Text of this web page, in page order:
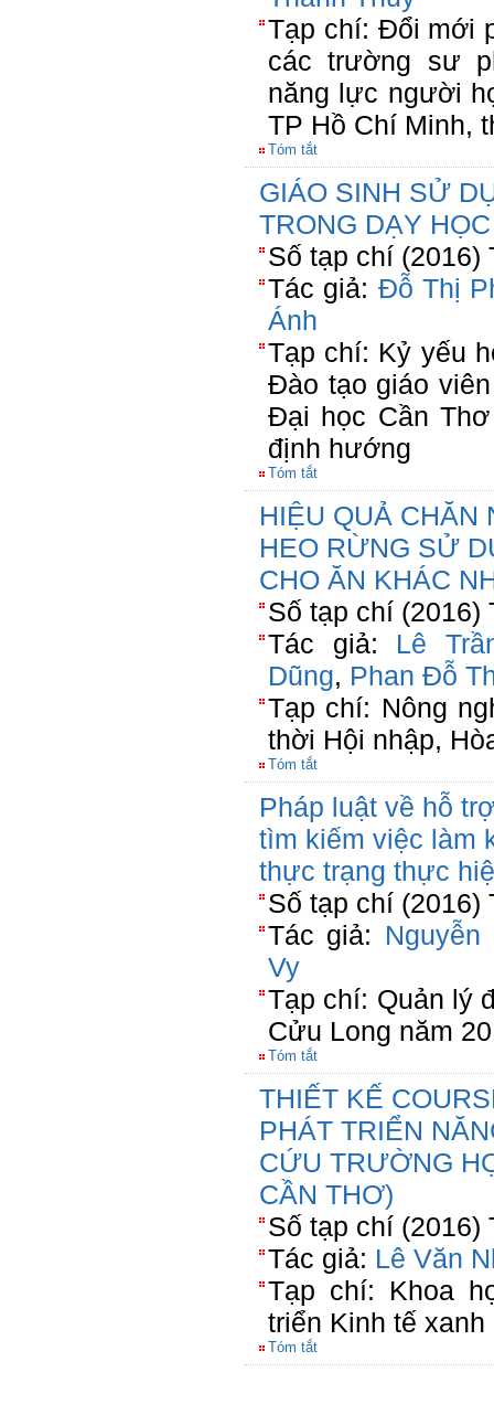
Tạp chí: Đổi mới
các trường sư
năng lực người
TP Hồ Chí Minh,
Tóm tắt
GIÁO SINH SỬ
TRONG DẠY
Số tạp chí (2016)
Tác giả: Đỗ Thị
Ánh
Tạp chí: Kỷ yếu
Đào tạo giáo
Đại học Cần
định hướng
Tóm tắt
HIỆU QUẢ CHĂN
HEO RỪNG SỬ
CHO ĂN KHÁC
Số tạp chí (2016)
Tác giả: Lê
Dũng, Phan Đỗ
Tạp chí: Nông
thời Hội nhập,
Tóm tắt
Pháp luật về hỗ
tìm kiếm việc làm
thực trạng thực
Số tạp chí (2016)
Tác giả:
Vy
Tạp chí: Quản lý
Cửu Long năm
Tóm tắt
THIẾT KẾ
PHÁT TRIỂN
CỨU TRƯỜNG
CẦN THƠ)
Số tạp chí (2016)
Tác giả: Lê Văn
Tạp chí: Khoa
triển Kinh tế xanh
Tóm tắt